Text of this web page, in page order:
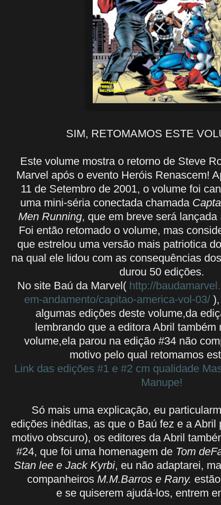
SIM, RETOMAMOS ESTE
Este volume mostra o retorno de Steve
Marvel após o evento Heróis Renascem!
11 de Setembro de 2001, o volume foi
uma mini-séria conectada chamada
Men Running, que em breve será lançada
Foi então retomado o volume, mas
que estrelou uma versão mais patriotica
na qual ele lidou com as consequências
durou 50 edições.
No site Baú da Marvel( http://
em-andamento/capitao-america-vol-03/
algumas edições deste volume,da
lembrando que a editora Abril também
volume,ela parou na edição #34 não
motivo pelo qual retomamos
Link das edições #1 e #2 cm qualidade
Manupe!
Só mais uma explicação, eu
edições inéditas, as que o Baú fez e a Abril
motivo obscuro), os editores da Abril
#24, que foi uma homenagem de Tom
Stan lee e Jack Kyrbi, eu não adaptarei,
companheiros M.M.Barros e Rany.
e se quiserem ajudá-los, entrem